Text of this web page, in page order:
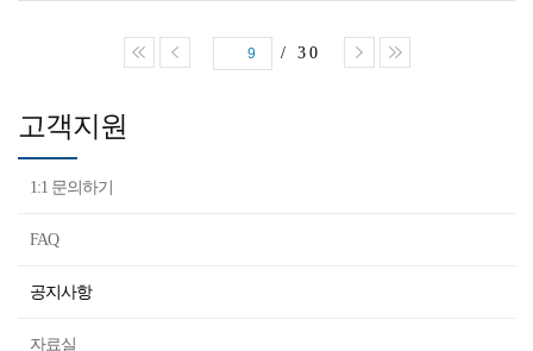
9 / 30
고객지원
1:1 문의하기
FAQ
공지사항
자료실